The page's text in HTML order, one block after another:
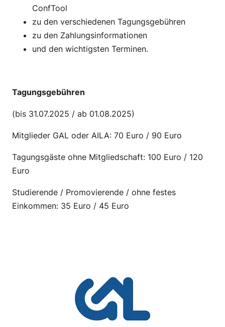
ConfTool
zu den verschiedenen Tagungsgebühren
zu den Zahlungsinformationen
und den wichtigsten Terminen.
Tagungsgebühren
(bis 31.07.2025 / ab 01.08.2025)
Mitglieder GAL oder AILA: 70 Euro / 90 Euro
Tagungsgäste ohne Mitgliedschaft: 100 Euro / 120
Euro
Studierende / Promovierende / ohne festes
Einkommen: 35 Euro / 45 Euro